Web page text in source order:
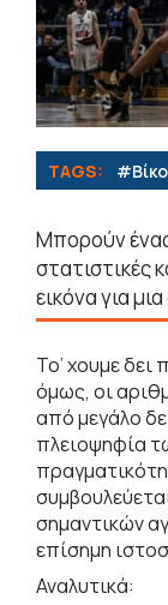
TAGS:
Μπορούν ένας
στατιστικές
εικόνα για
Το’ χουμε δει
όμως, οι
από μεγάλο
πλειοψηφία
σημαντικών
επίσημη
Αναλυτικά: